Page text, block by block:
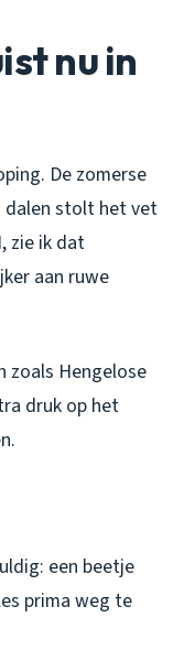
nu in
De zomerse
dalen stolt het vet
zie ik dat
aan ruwe
zoals Hengelose
druk op het
een beetje
prima weg te